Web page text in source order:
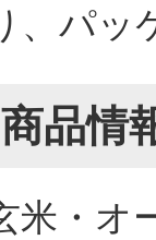
、パッ
商品情
米・オ